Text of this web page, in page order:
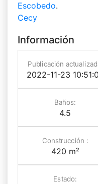
Escobedo.
Cecy
Información
Publicación
2022-11-23
Baños:
4.5
Construcción :
420 m²
Estado: